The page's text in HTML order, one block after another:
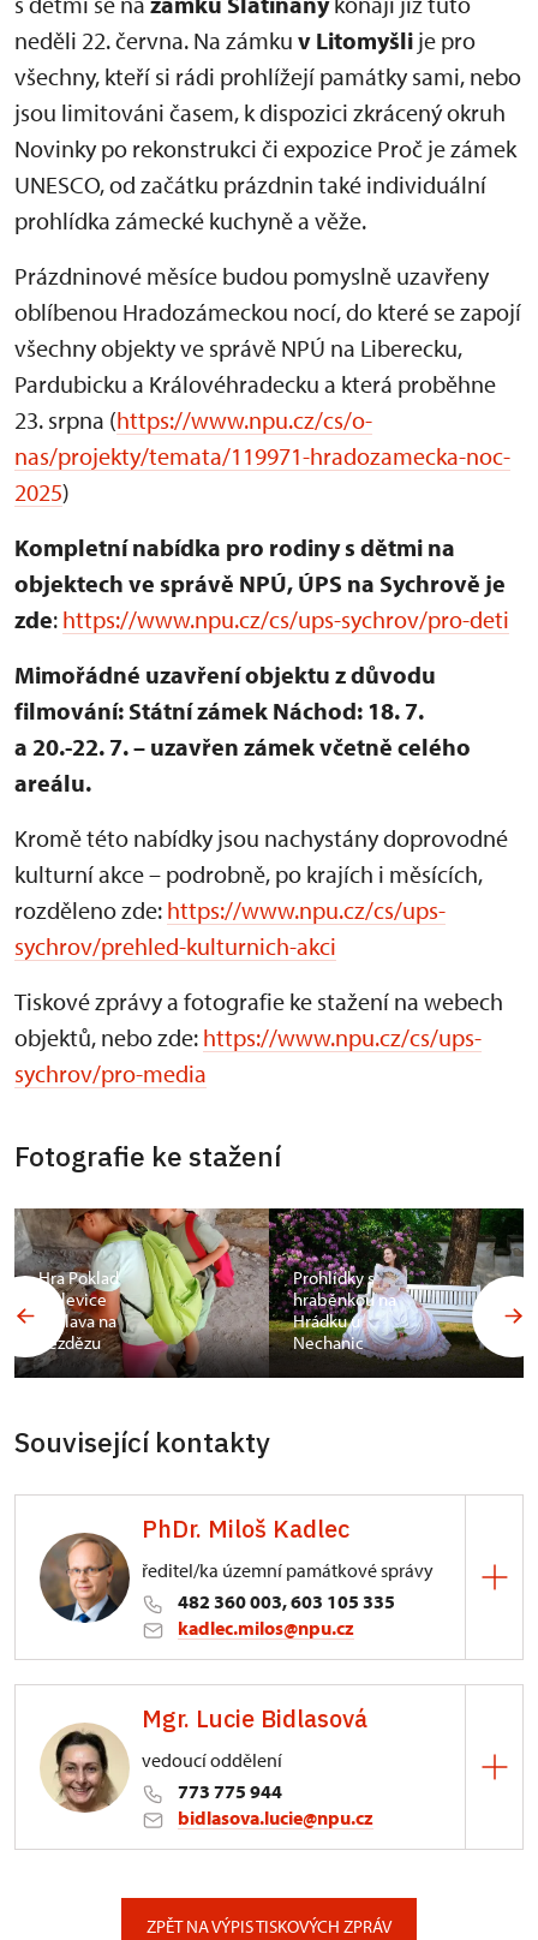
neděli 22. června. Na zámku v Litomyšli je pro
všechny, kteří si rádi prohlížejí památky sami, nebo
jsou limitováni časem, k dispozici zkrácený okruh
Novinky po rekonstrukci či expozice Proč je zámek
UNESCO, od začátku prázdnin také individuální
prohlídka zámecké kuchyně a věže.
Prázdninové měsíce budou pomyslně uzavřeny
oblíbenou Hradozámeckou nocí, do které se zapojí
všechny objekty ve správě NPÚ na Liberecku,
Pardubicku a Královéhradecku a která proběhne
23. srpna (https://www.npu.cz/cs/o-
nas/projekty/temata/119971-hradozamecka-noc-
2025)
Kompletní nabídka pro rodiny s dětmi na
objektech ve správě NPÚ, ÚPS na Sychrově je
zde: https://www.npu.cz/cs/ups-sychrov/pro-deti
Mimořádné uzavření objektu z důvodu
filmování: Státní zámek Náchod: 18. 7.
a 20.-22. 7. – uzavřen zámek včetně celého
areálu.
Kromě této nabídky jsou nachystány doprovodné
kulturní akce – podrobně, po krajích i měsících,
rozděleno zde: https://www.npu.cz/cs/ups-
sychrov/prehled-kulturnich-akci
Tiskové zprávy a fotografie ke stažení na webech
objektů, nebo zde: https://www.npu.cz/cs/ups-
sychrov/pro-media
Fotografie ke stažení
Hra Poklad
kralevice
Václava na
Bezdězu
Prohlídky s
hraběnkou na
Hrádku u
Nechanic
Související kontakty
PhDr. Miloš Kadlec
ředitel/ka územní památkové správy
482 360 003, 603 105 335
kadlec.milos@npu.cz
3/, Sychrov 3
Mgr. Lucie Bidlasová
vedoucí oddělení
773 775 944
bidlasova.lucie@npu.cz
ZPĚT NA VÝPIS TISKOVÝCH ZPRÁV